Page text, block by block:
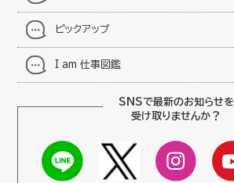
ピックアップ
I am 仕事図鑑
SNSで最新のお知らせを
受け取りませんか？